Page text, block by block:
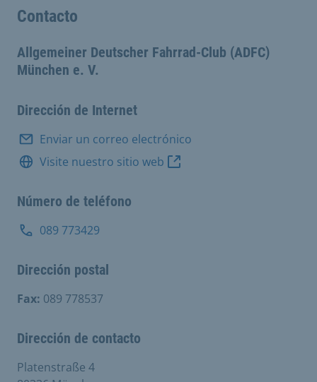
Contacto
Allgemeiner Deutscher Fahrrad-Club (ADFC)
München e. V.
Dirección de Internet
Enviar un correo electrónico
Visite nuestro sitio web
Número de teléfono
089 773429
Dirección postal
Fax: 089 778537
Dirección de contacto
Platenstraße 4